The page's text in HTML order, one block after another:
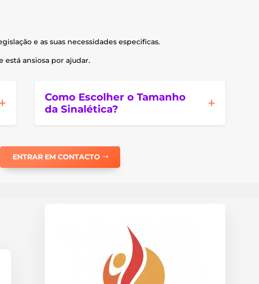
e as suas necessidades especificas.
está ansiosa por ajudar.
Como Escolher o Tamanho
da Sinalética?
ENTRAR EM CONTACTO